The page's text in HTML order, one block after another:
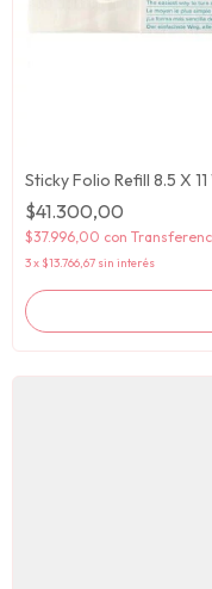
Sticky Folio Refill 8.5 X
$41.300,00
$37.996,00 con
3x $13.766,67 sin interés